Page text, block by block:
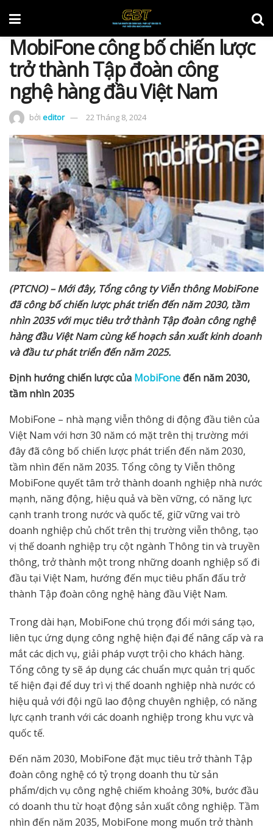
MobiFone công bố chiến lược
trở thành Tập đoàn công
nghệ hàng đầu Việt Nam
bởi editor 22 Tháng 8, 2024
(PTCNO) – Mới đây, Tổng công ty Viễn thông MobiFone
đã công bố chiến lược phát triển đến năm 2030, tầm
nhìn 2035 với mục tiêu trở thành Tập đoàn công nghệ
hàng đầu Việt Nam cùng kế hoạch sản xuất kinh doanh
và đầu tư phát triển đến năm 2025.
Định hướng chiến lược của MobiFone đến năm 2030,
tầm nhìn 2035
MobiFone – nhà mạng viễn thông di động đầu tiên của
Việt Nam với hơn 30 năm có mặt trên thị trường mới
đây đã công bố chiến lược phát triển đến năm 2030,
tầm nhìn đến năm 2035. Tổng công ty Viễn thông
MobiFone quyết tâm trở thành doanh nghiệp nhà nước
mạnh, năng động, hiệu quả và bền vững, có năng lực
cạnh tranh trong nước và quốc tế, giữ vững vai trò
doanh nghiệp chủ chốt trên thị trường viễn thông, tạo
vị thế doanh nghiệp trụ cột ngành Thông tin và truyền
thông, trở thành một trong những doanh nghiệp số đi
đầu tại Việt Nam, hướng đến mục tiêu phấn đấu trở
thành Tập đoàn công nghệ hàng đầu Việt Nam.
Trong dài hạn, MobiFone chú trọng đổi mới sáng tạo,
liên tục ứng dụng công nghệ hiện đại để nâng cấp và ra
mắt các dịch vụ, giải pháp vượt trội cho khách hàng.
Tổng công ty sẽ áp dụng các chuẩn mực quản trị quốc
tế hiện đại để duy trì vị thế doanh nghiệp nhà nước có
hiệu quả với đội ngũ lao động chuyên nghiệp, có năng
lực cạnh tranh với các doanh nghiệp trong khu vực và
quốc tế.
Đến năm 2030, MobiFone đặt mục tiêu trở thành Tập
đoàn công nghệ có tỷ trọng doanh thu từ sản
phẩm/dịch vụ công nghệ chiếm khoảng 30%, bước đầu
có doanh thu từ hoạt động sản xuất công nghiệp. Tầm
nhìn đến năm 2035, MobiFone mong muốn trở thành